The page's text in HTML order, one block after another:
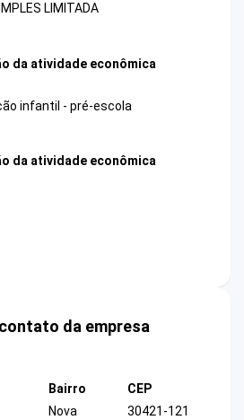
LIMITADA
da atividade econômica
infantil - pré-escola
da atividade econômica
da empresa
Bairro
Nova
CEP
30421-121